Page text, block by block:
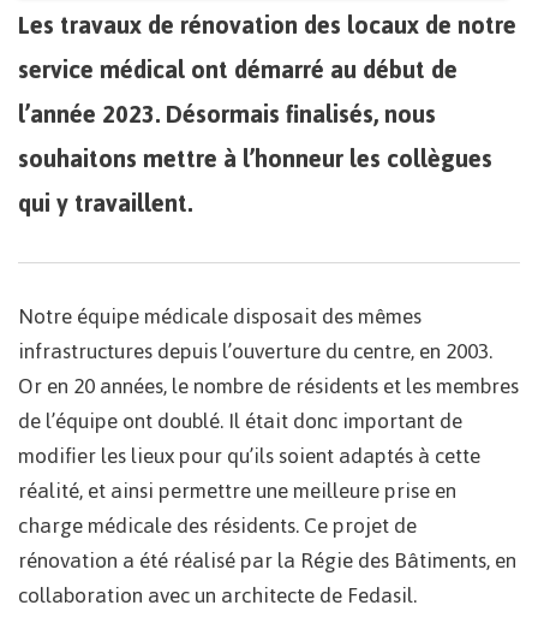
Les travaux de rénovation des locaux de notre
service médical ont démarré au début de
l’année 2023. Désormais finalisés, nous
souhaitons mettre à l’honneur les collègues
qui y travaillent.
Notre équipe médicale disposait des mêmes
infrastructures depuis l’ouverture du centre, en 2003.
Or en 20 années, le nombre de résidents et les membres
de l’équipe ont doublé. Il était donc important de
modifier les lieux pour qu’ils soient adaptés à cette
réalité, et ainsi permettre une meilleure prise en
charge médicale des résidents. Ce projet de
rénovation a été réalisé par la Régie des Bâtiments, en
collaboration avec un architecte de Fedasil.